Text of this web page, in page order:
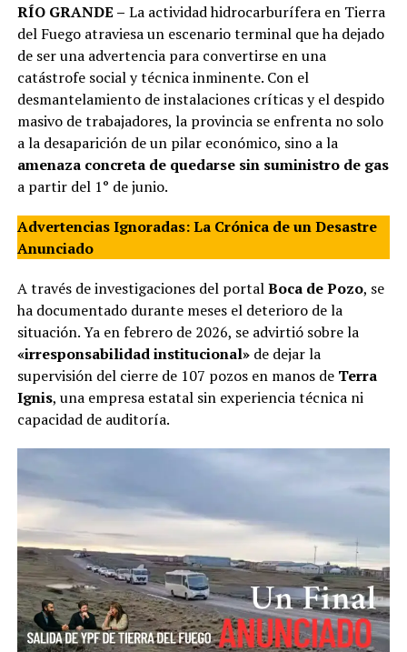
RÍO GRANDE – La actividad hidrocarburífera en Tierra
del Fuego atraviesa un escenario terminal que ha dejado
de ser una advertencia para convertirse en una
catástrofe social y técnica inminente. Con el
desmantelamiento de instalaciones críticas y el despido
masivo de trabajadores, la provincia se enfrenta no solo
a la desaparición de un pilar económico, sino a la
amenaza concreta de quedarse sin suministro de gas
a partir del 1° de junio.
Advertencias Ignoradas: La Crónica de un Desastre
Anunciado
A través de investigaciones del portalBoca de Pozo, se
ha documentado durante meses el deterioro de la
situación. Ya en febrero de 2026, se advirtió sobre la
«irresponsabilidad institucional»de dejar la
supervisión del cierre de 107 pozos en manos de Terra
Ignis, una empresa estatal sin experiencia técnica ni
capacidad de auditoría.